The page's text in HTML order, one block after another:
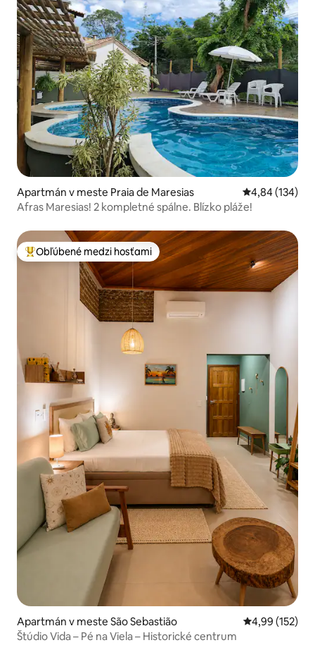
Apartmán v meste Praia de Maresias Priemerné
4,84 (134)
Afras Maresias! 2 kompletné spálne. Blízko pláže!
Najobľúbenejšie medzi hosťami
Obľúbené medzi hosťami
Apartmán v meste São Sebastião Priemerné
4,99 (152)
Štúdio Vida – Pé na Viela – Historické centrum